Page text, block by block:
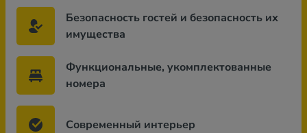
Безопасность гостей и безопасность их
имущества
Функциональные, укомплектованные
номера
Современный интерьер